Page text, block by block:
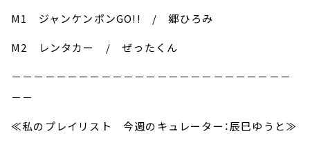
M1 ジャンケンポンGO!! / 郷ひろみ
M2 レンタカー / ぜったくん
－－－－－－－－－－－－－－－－－－－－－－－－－
－－
≪私のプレイリスト 今週のキュレーター：辰巳ゆうと≫